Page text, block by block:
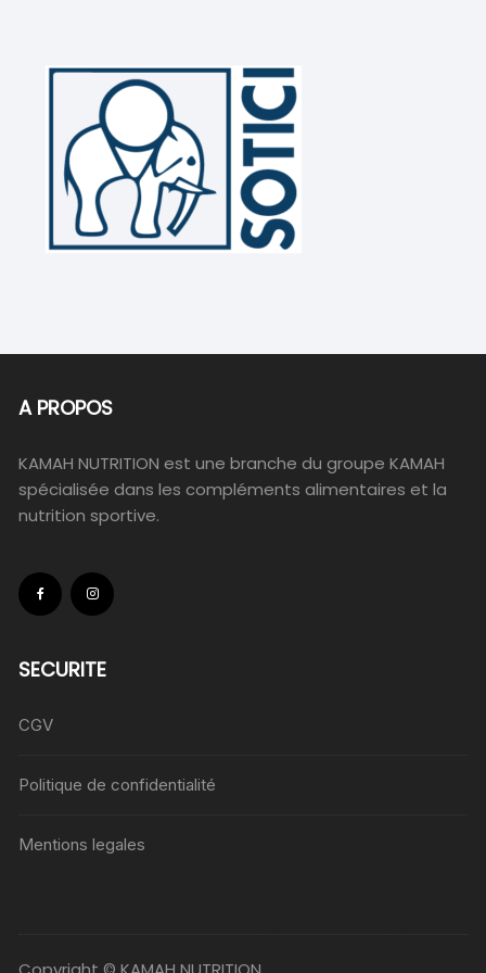
A PROPOS
KAMAH NUTRITION est une branche du groupe KAMAH
spécialisée dans les compléments alimentaires et la
nutrition sportive.
SECURITE
CGV
Politique de confidentialité
Mentions legales